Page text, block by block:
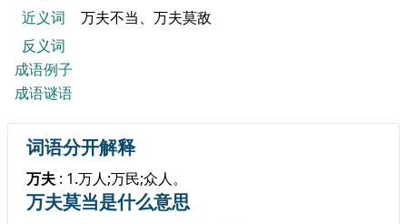
近义词
万夫不当、万夫莫敌
反义词
成语例子
成语谜语
词语分开解释
万夫 : 1.万人;万民;众人。
万夫莫当是什么意思